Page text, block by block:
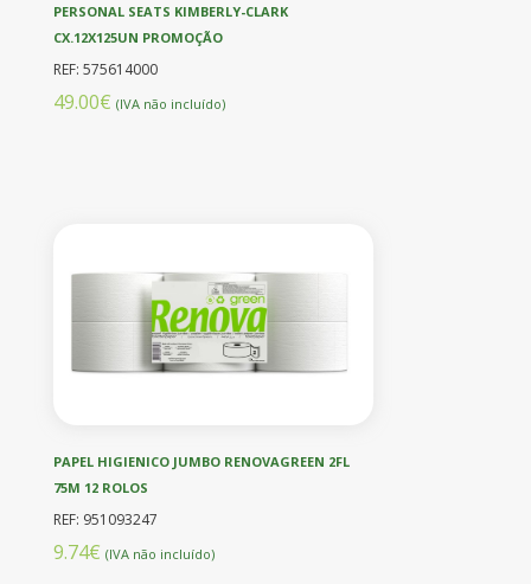
PERSONAL SEATS KIMBERLY-CLARK
CX.12X125UN PROMOÇÃO
REF: 575614000
49.00€ (IVA não incluído)
PAPEL HIGIENICO JUMBO RENOVAGREEN 2FL
75M 12 ROLOS
REF: 951093247
9.74€ (IVA não incluído)